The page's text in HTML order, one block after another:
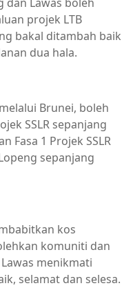
projek LTB
bakal ditambah baik
dua hala.
Brunei, boleh
SSLR sepanjang
Fasa 1 Projek SSLR
sepanjang
kos
komuniti dan
menikmati
selamat dan selesa.